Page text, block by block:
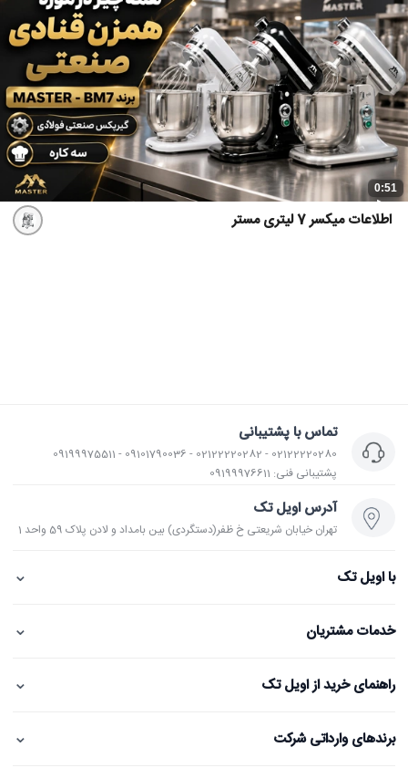
0:51
اطلاعات میکسر 7 لیتری مستر
تماس با پشتیبانی
02122220280 - 02122220282 - 09101790036 - 09199975511
پشتیبانی فنی: 09199976611
آدرس اویل تک
تهران خیابان شریعتی خ ظفر(دستگردی) بین بامداد و لادن پلاک 59 واحد 1
با اویل تک ⌄
خدمات مشتریان ⌄
راهنمای خرید از اویل تک ⌄
برندهای وارداتی شرکت ⌄